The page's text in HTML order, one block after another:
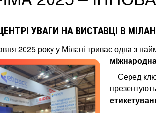
ЦЕНТРІ УВАГИ НА ВИСТАВЦІ В
2025 року у Мілані триває одна з
Серед
презентують